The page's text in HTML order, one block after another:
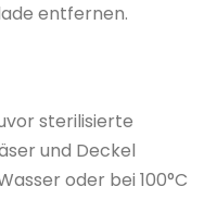
entfernen.
sterilisierte
und Deckel
oder bei 100°C